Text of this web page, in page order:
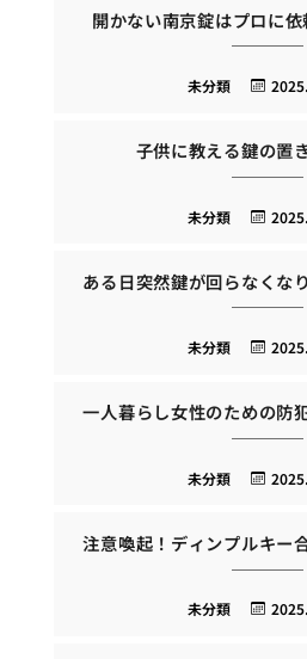
開かない南京錠はプロに
未分類
子供に教える鍵の置
未分類
ある日突然鍵が回らなくな
未分類
一人暮らし女性のための防
未分類
注意喚起！ディンプルキー
未分類